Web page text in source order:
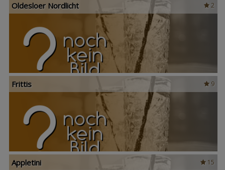
2
Oldesloer Nordlicht
9
Frittis
15
Appletini